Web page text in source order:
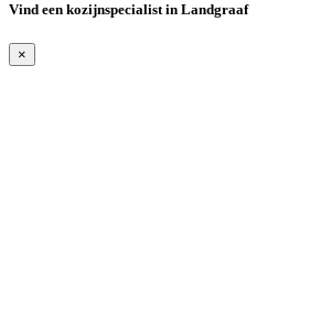
Vind een kozijnspecialist in Landgraaf
×